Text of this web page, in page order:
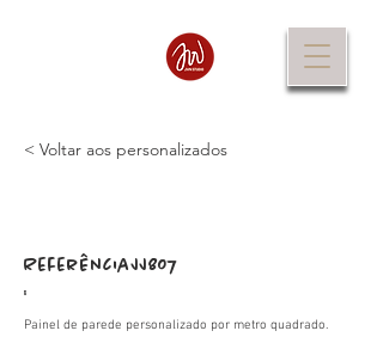
< Voltar aos personalizados
Referência
:
JJ807
Painel de parede personalizado por metro quadrado.